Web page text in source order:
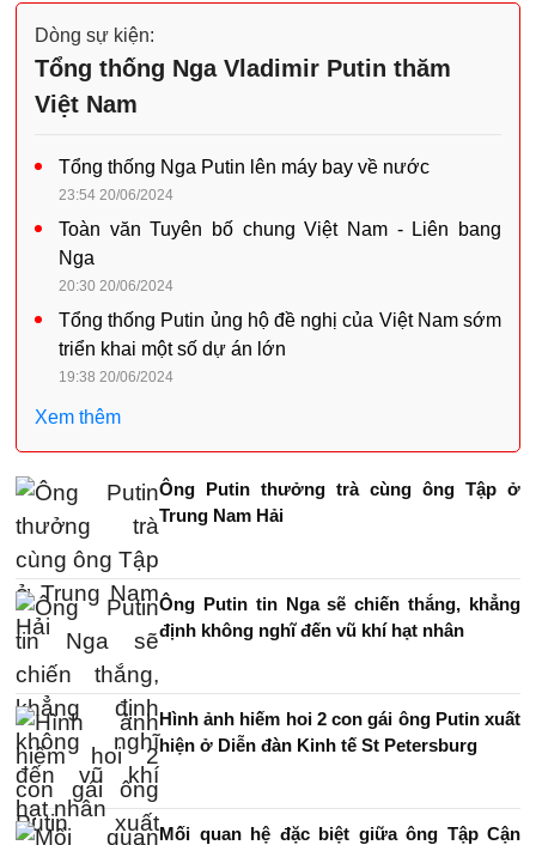
Dòng sự kiện:
Tổng thống Nga Vladimir Putin thăm
Việt Nam
Tổng thống Nga Putin lên máy bay về nước
23:54 20/06/2024
Toàn văn Tuyên bố chung Việt Nam - Liên bang
Nga
20:30 20/06/2024
Tổng thống Putin ủng hộ đề nghị của Việt Nam sớm
triển khai một số dự án lớn
19:38 20/06/2024
Xem thêm
Ông Putin thưởng trà cùng ông Tập ở
Trung Nam Hải
Ông Putin tin Nga sẽ chiến thắng, khẳng
định không nghĩ đến vũ khí hạt nhân
Hình ảnh hiếm hoi 2 con gái ông Putin xuất
hiện ở Diễn đàn Kinh tế St Petersburg
Mối quan hệ đặc biệt giữa ông Tập Cận